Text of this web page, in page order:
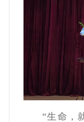
“生命，